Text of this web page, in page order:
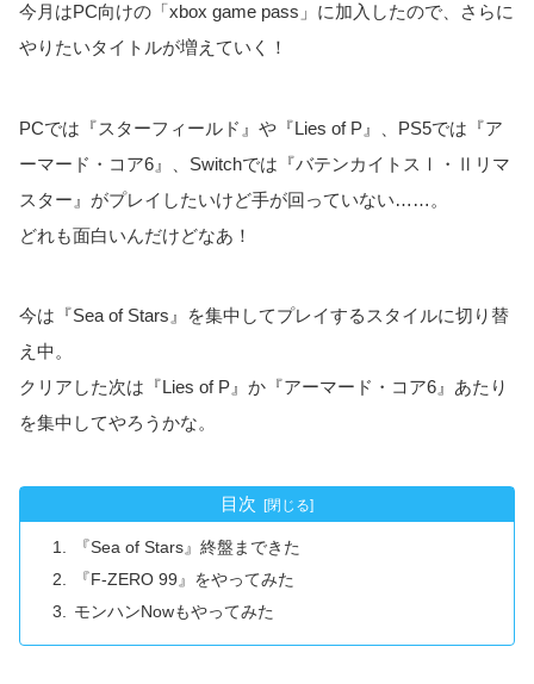
今月はPC向けの「xbox game pass」に加入したので、さらに
やりたいタイトルが増えていく！
PCでは『スターフィールド』や『Lies of P』、PS5では『ア
ーマード・コア6』、Switchでは『バテンカイトスⅠ・Ⅱリマ
スター』がプレイしたいけど手が回っていない……。
どれも面白いんだけどなあ！
今は『Sea of Stars』を集中してプレイするスタイルに切り替
え中。
クリアした次は『Lies of P』か『アーマード・コア6』あたり
を集中してやろうかな。
目次
『Sea of Stars』終盤まできた
『F-ZERO 99』をやってみた
モンハンNowもやってみた